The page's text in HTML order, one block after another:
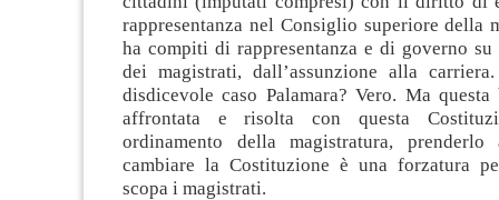
rappresentanza nel Consiglio superiore della
ha compiti di rappresentanza e di governo
dei magistrati, dall’assunzione alla
disdicevole caso Palamara? Vero. Ma
affrontata e risolta con questa
ordinamento della magistratura,
cambiare la Costituzione è una forzatura
scopa i magistrati.